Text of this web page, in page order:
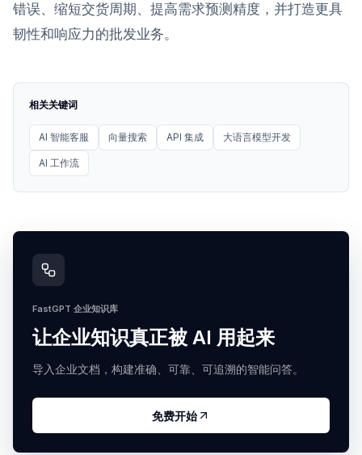
错误、缩短交货周期、提高需求预测精度，并打造更具
韧性和响应力的批发业务。
相关关键词
AI 智能客服 向量搜索 API 集成 大语言模型开发
AI 工作流
FastGPT 企业知识库
让企业知识真正被 AI 用起来
导入企业文档，构建准确、可靠、可追溯的智能问答。
免费开始